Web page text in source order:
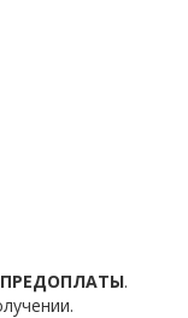
ПРЕДОПЛАТЫ.